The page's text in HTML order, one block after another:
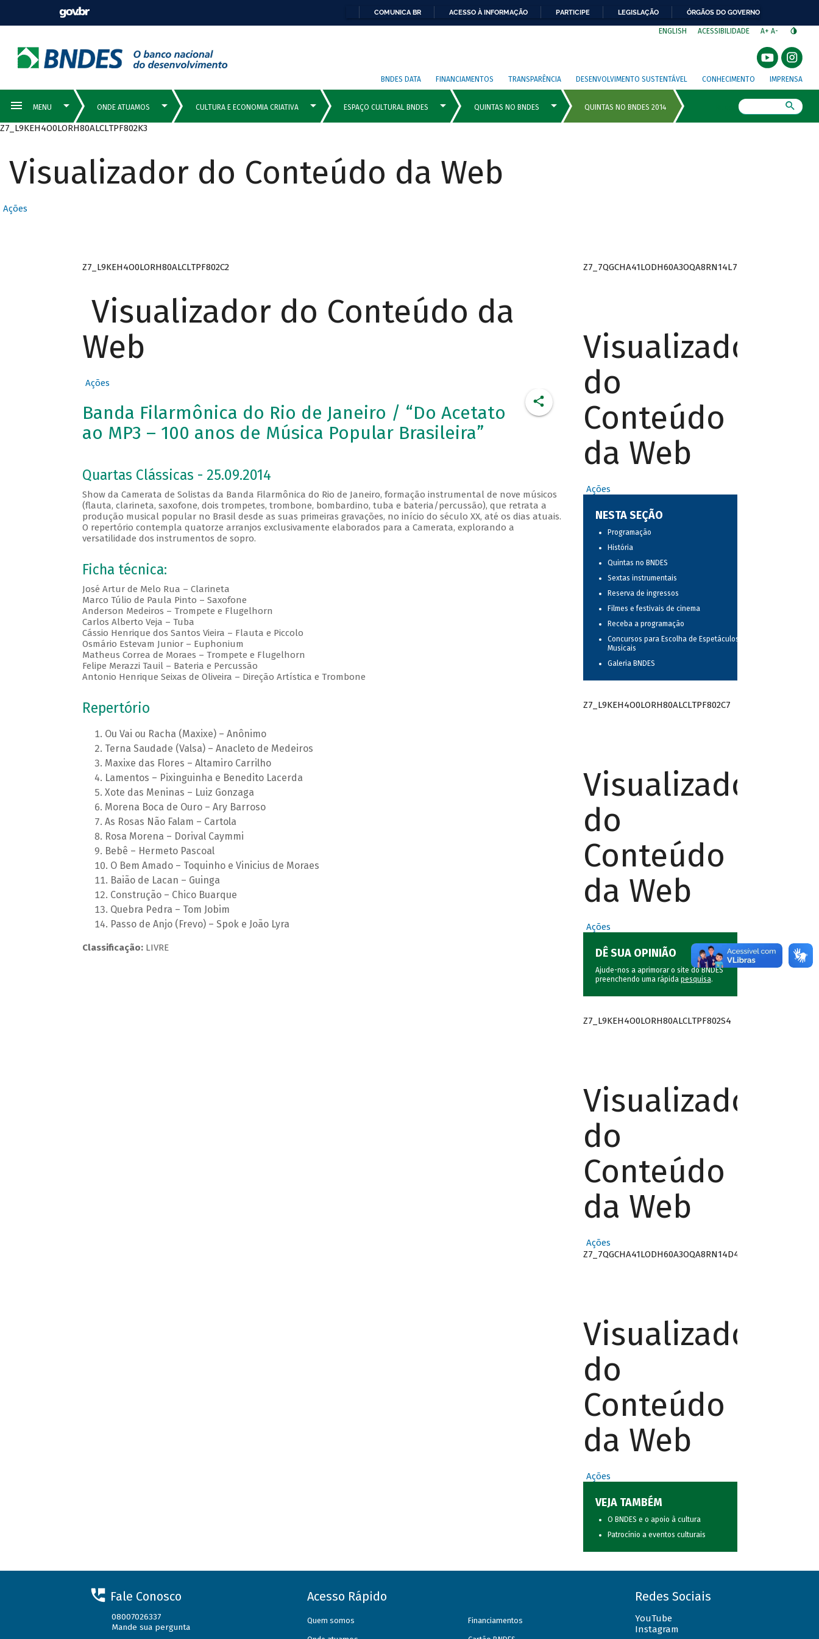
COMUNICA BR ACESSO À INFORMAÇÃO PARTICIPE LEGISLAÇÃO ÓRGÃOS DO GOVERNO
ENGLISH ACESSIBILIDADE A+ A-
BNDES DATA FINANCIAMENTOS TRANSPARÊNCIA DESENVOLVIMENTO SUSTENTÁVEL CONHECIMENTO IMPRENSA
Z7_L9KEH4O0LORH80ALCLTPF802K3
Visualizador do Conteúdo da Web
Ações
Z7_L9KEH4O0LORH80ALCLTPF802C2
Visualizador do Conteúdo da
Web
Ações
Banda Filarmônica do Rio de Janeiro / “Do Acetato
ao MP3 – 100 anos de Música Popular Brasileira”
Quartas Clássicas - 25.09.2014
Show da Camerata de Solistas da Banda Filarmônica do Rio de Janeiro, formação instrumental de nove músicos
(flauta, clarineta, saxofone, dois trompetes, trombone, bombardino, tuba e bateria/percussão), que retrata a
produção musical popular no Brasil desde as suas primeiras gravações, no início do século XX, até os dias atuais.
O repertório contempla quatorze arranjos exclusivamente elaborados para a Camerata, explorando a
versatilidade dos instrumentos de sopro.
Ficha técnica:
José Artur de Melo Rua – Clarineta
Marco Túlio de Paula Pinto – Saxofone
Anderson Medeiros – Trompete e Flugelhorn
Carlos Alberto Veja – Tuba
Cássio Henrique dos Santos Vieira – Flauta e Piccolo
Osmário Estevam Junior – Euphonium
Matheus Correa de Moraes – Trompete e Flugelhorn
Felipe Merazzi Tauil – Bateria e Percussão
Antonio Henrique Seixas de Oliveira – Direção Artística e Trombone
Repertório
Ou Vai ou Racha (Maxixe) – Anônimo
Terna Saudade (Valsa) – Anacleto de Medeiros
Maxixe das Flores – Altamiro Carrilho
Lamentos – Pixinguinha e Benedito Lacerda
Xote das Meninas – Luiz Gonzaga
Morena Boca de Ouro – Ary Barroso
As Rosas Não Falam – Cartola
Rosa Morena – Dorival Caymmi
Bebê – Hermeto Pascoal
O Bem Amado – Toquinho e Vinicius de Moraes
Baião de Lacan – Guinga
Construção – Chico Buarque
Quebra Pedra – Tom Jobim
Passo de Anjo (Frevo) – Spok e João Lyra
Classificação:LIVRE
Z7_7QGCHA41LODH60A3OQA8RN14L7
Visualizador
do
Conteúdo
da Web
Ações
NESTA SEÇÃO
Programação
História
Quintas no BNDES
Sextas instrumentais
Reserva de ingressos
Filmes e festivais de cinema
Receba a programação
Concursos para Escolha de Espetáculos
Musicais
Galeria BNDES
Z7_L9KEH4O0LORH80ALCLTPF802C7
Visualizador
do
Conteúdo
da Web
Ações
DÊ SUA OPINIÃO
Ajude-nos a aprimorar o site do BNDES
preenchendo uma rápida pesquisa.
Z7_L9KEH4O0LORH80ALCLTPF802S4
Visualizador
do
Conteúdo
da Web
Ações
Z7_7QGCHA41LODH60A3OQA8RN14D4
Visualizador
do
Conteúdo
da Web
Ações
VEJA TAMBÉM
O BNDES e o apoio à cultura
Patrocínio a eventos culturais
Fale Conosco
08007026337
Mande sua pergunta
Acesso Rápido
Quem somos Financiamentos
Redes Sociais
YouTube
Instagram